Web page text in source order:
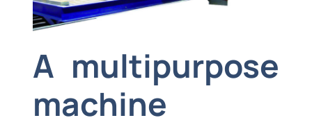
A multipurpose
machine